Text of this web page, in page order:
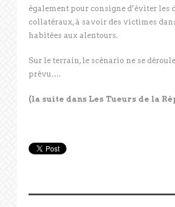
également pour consigne d’éviter les
collatéraux, à savoir des victimes
habitées aux alentours.
Sur le terrain, le scénario ne se
prévu….
(la suite dans Les Tueurs de la